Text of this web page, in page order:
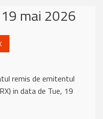
mai 2026
remis de emitentul
in data de Tue, 19